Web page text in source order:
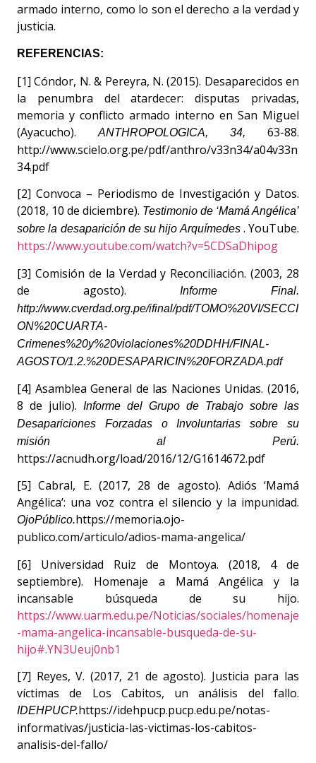
armado interno, como lo son el derecho a la verdad y
justicia.
REFERENCIAS:
[1] Cóndor, N. & Pereyra, N. (2015). Desaparecidos en
la penumbra del atardecer: disputas privadas,
memoria y conflicto armado interno en San Miguel
(Ayacucho).ANTHROPOLOGICA, 34, 63-88.
http://www.scielo.org.pe/pdf/anthro/v33n34/a04v33n
34.pdf
[2] Convoca – Periodismo de Investigación y Datos.
(2018, 10 de diciembre). Testimonio de ‘Mamá Angélica’
sobre la desaparición de su hijo Arquímedes . YouTube.
https://www.youtube.com/watch?v=5CDSaDhipog
[3] Comisión de la Verdad y Reconciliación. (2003, 28
de agosto).
Informe Final.
http://www.cverdad.org.pe/ifinal/pdf/TOMO%20VI/SECCI
ON%20CUARTA-
Crimenes%20y%20violaciones%20DDHH/FINAL-
AGOSTO/1.2.%20DESAPARICIN%20FORZADA.pdf
[4] Asamblea General de las Naciones Unidas. (2016,
8 de julio). Informe del Grupo de Trabajo sobre las
Desapariciones Forzadas o Involuntarias sobre su
misión al Perú.
https://acnudh.org/load/2016/12/G1614672.pdf
[5] Cabral, E. (2017, 28 de agosto). Adiós ‘Mamá
Angélica’: una voz contra el silencio y la impunidad.
OjoPúblico.https://memoria.ojo-
publico.com/articulo/adios-mama-angelica/
[6] Universidad Ruiz de Montoya. (2018, 4 de
septiembre). Homenaje a Mamá Angélica y la
incansable búsqueda de su hijo.
https://www.uarm.edu.pe/Noticias/sociales/homenaje
-mama-angelica-incansable-busqueda-de-su-
hijo#.YN3Ueuj0nb1
[7] Reyes, V. (2017, 21 de agosto). Justicia para las
víctimas de Los Cabitos, un análisis del fallo.
IDEHPUCP.https://idehpucp.pucp.edu.pe/notas-
informativas/justicia-las-victimas-los-cabitos-
analisis-del-fallo/